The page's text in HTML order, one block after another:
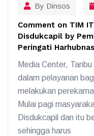
By Dinsos
Comment on TIM
Disdukcapil by
Peringati
Media Center,
dalam pelayanan
melakukan
Mulai pagi
Disdukcapil dan itu
sehingga harus